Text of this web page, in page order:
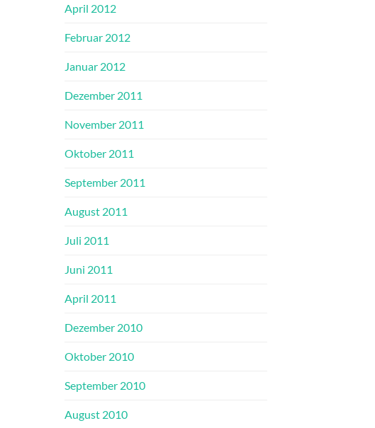
April 2012
Februar 2012
Januar 2012
Dezember 2011
November 2011
Oktober 2011
September 2011
August 2011
Juli 2011
Juni 2011
April 2011
Dezember 2010
Oktober 2010
September 2010
August 2010